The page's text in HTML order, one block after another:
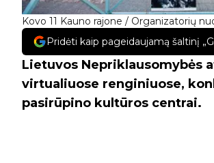
Kovo 11 Kauno rajone / Organizatorių
Pridėti kaip pageidaujamą šaltinį
Lietuvos Nepriklausomybės
virtualiuose renginiuose,
pasirūpino kultūros centrai.